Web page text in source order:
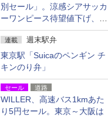
別セール」。涼感シアサッカ
ーワンピース待望値下げ、撥
水ギアショーツは1990円に
連載 週末駅弁
東京駅「Suicaのペンギン チ
キンのり弁」
セール 道路
WILLER、高速バス1kmあた
り5円セール。東京～大阪は